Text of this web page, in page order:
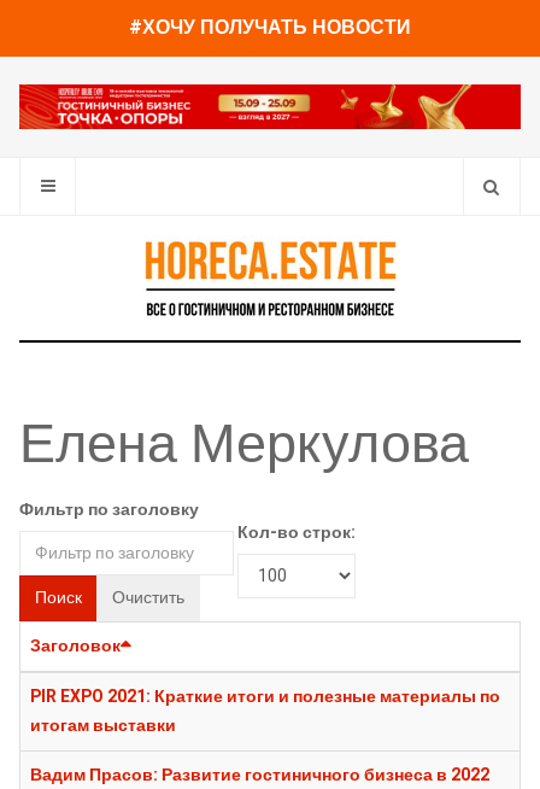
#ХОЧУ ПОЛУЧАТЬ НОВОСТИ
Елена Меркулова
Фильтр по заголовку
Поиск Очистить
Кол-во строк:
Заголовок
PIR EXPO 2021: Краткие итоги и полезные материалы по
итогам выставки
Вадим Прасов: Развитие гостиничного бизнеса в 2022